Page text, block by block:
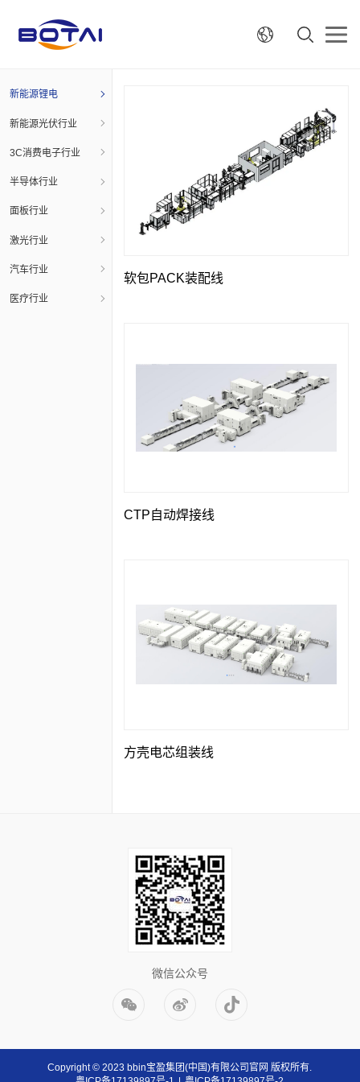
新能源锂电
新能源光伏行业
3C消费电子行业
半导体行业
面板行业
激光行业
汽车行业
医疗行业
软包PACK装配线
CTP自动焊接线
方壳电芯组装线
微信公众号
Copyright © 2023 bbin宝盈集团(中国)有限公司官网 版权所有.